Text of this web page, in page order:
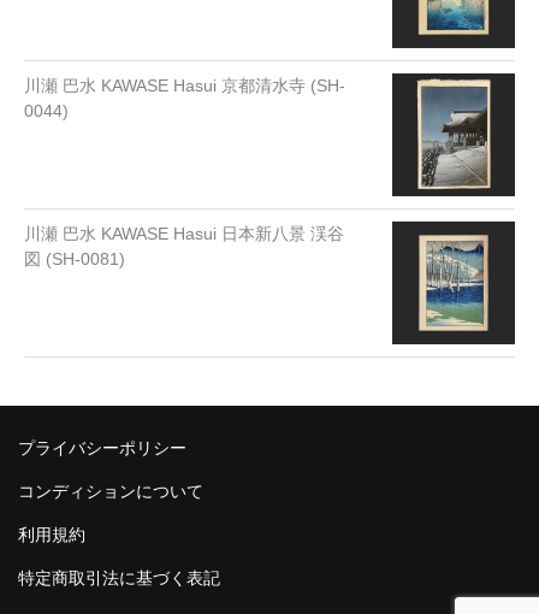
川瀬 巴水 KAWASE Hasui 京都清水寺 (SH-
0044)
川瀬 巴水 KAWASE Hasui 日本新八景 渓谷
図 (SH-0081)
プライバシーポリシー
コンディションについて
利用規約
特定商取引法に基づく表記